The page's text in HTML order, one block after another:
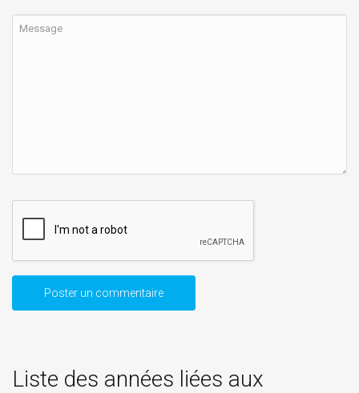
Liste des années liées aux